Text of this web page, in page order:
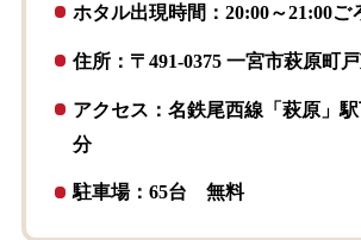
ホタル出現時間：20:00～21:00ご
住所：〒491-0375 一宮市萩原町
アクセス：名鉄尾西線「萩原」
分
駐車場：65台 無料